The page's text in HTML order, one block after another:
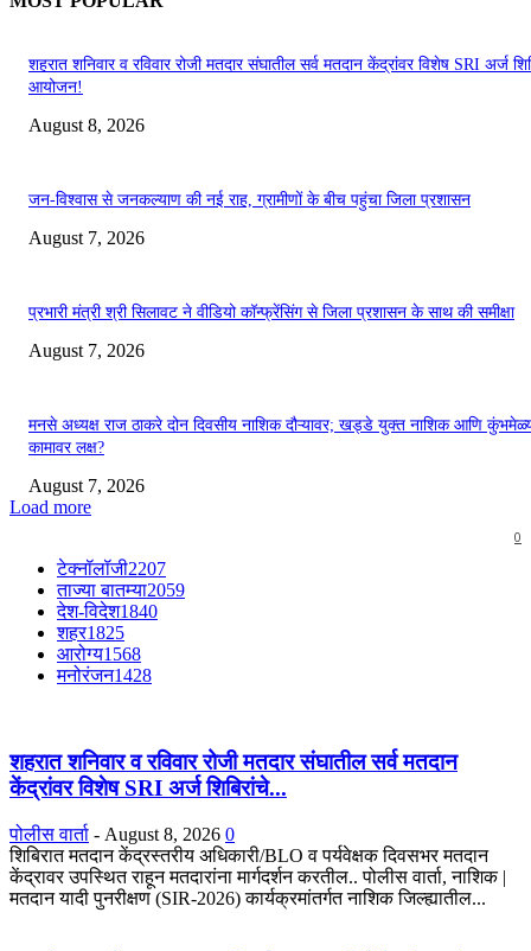
शहरात शनिवार व रविवार रोजी मतदार संघातील सर्व मतदान केंद्रांवर विशेष SRI अर्ज
आयोजन!
August 8, 2026
जन-विश्वास से जनकल्याण की नई राह, ग्रामीणों के बीच पहुंचा जिला प्रशासन
August 7, 2026
प्रभारी मंत्री श्री सिलावट ने वीडियो कॉन्फ्रेंसिंग से जिला प्रशासन के साथ की समीक्षा
August 7, 2026
मनसे अध्यक्ष राज ठाकरे दोन दिवसीय नाशिक दौऱ्यावर; खड्डे युक्त नाशिक आणि
कामावर लक्ष?
August 7, 2026
Load more
0
टेक्नॉलॉजी2207
ताज्या बातम्या2059
देश-विदेश1840
शहर1825
आरोग्य1568
मनोरंजन1428
शहरात शनिवार व रविवार रोजी मतदार संघातील सर्व मतदान
केंद्रांवर विशेष SRI अर्ज शिबिरांचे...
पोलीस वार्ता - August 8, 2026 0
शिबिरात मतदान केंद्रस्तरीय अधिकारी/BLO व पर्यवेक्षक दिवसभर मतदान
केंद्रावर उपस्थित राहून मतदारांना मार्गदर्शन करतील.. पोलीस वार्ता, नाशिक |
मतदान यादी पुनरीक्षण (SIR-2026) कार्यक्रमांतर्गत नाशिक जिल्ह्यातील...